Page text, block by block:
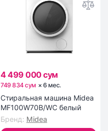
4 499 000 сум
749 834 сум ×6 мес.
Стиральная машина Midea
MF100W70B/WC белый
Бренд: Midea